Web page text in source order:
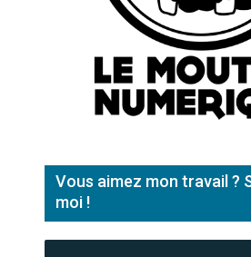
Vous aimez mon travail ?
moi !